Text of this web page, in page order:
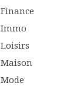
Finance
Immo
Loisirs
Maison
Mode